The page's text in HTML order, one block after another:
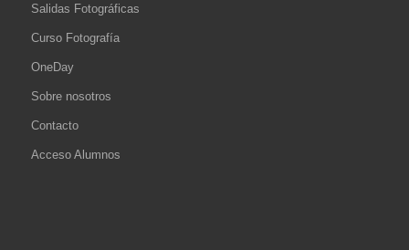
Salidas Fotográficas
Curso Fotografía
OneDay
Sobre nosotros
Contacto
Acceso Alumnos